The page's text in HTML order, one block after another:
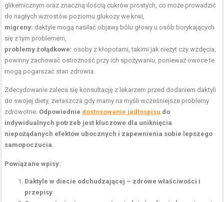
glikemicznym oraz znaczną ilością cukrów prostych, co może prowadzić
do nagłych wzrostów poziomu glukozy we krwi,
migreny: daktyle mogą nasilać objawy bólu głowy u osób borykających
się z tym problemem,
problemy żołądkowe: osoby z kłopotami, takimi jak nieżyt czy wzdęcia,
powinny zachować ostrożność przy ich spożywaniu, ponieważ owoce te
mogą pogarszać stan zdrowia.
Zdecydowanie zaleca się konsultację z lekarzem przed dodaniem daktyli
do swojej diety, zwłaszcza gdy mamy na myśli wcześniejsze problemy
zdrowotne. Odpowiednie dostosowanie jadłospisu do
indywidualnych potrzeb jest kluczowe dla uniknięcia
niepożądanych efektów ubocznych i zapewnienia sobie lepszego
samopoczucia.
Powiązane wpisy:
Daktyle w diecie odchudzającej – zdrowe właściwości i
przepisy